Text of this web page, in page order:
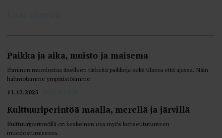
Paikka ja aika, muisto ja maisema
Ihminen muodostaa itselleen tärkeitä paikkoja sekä tilassa että ajassa. Näin
hahmotamme ympäristöämme.
11.12.2025
Kulttuuriperintöä maalla, merellä ja järvillä
Kulttuuriperinnöllä on keskeinen osa myös kotiseututunteen
muodostumisessa.